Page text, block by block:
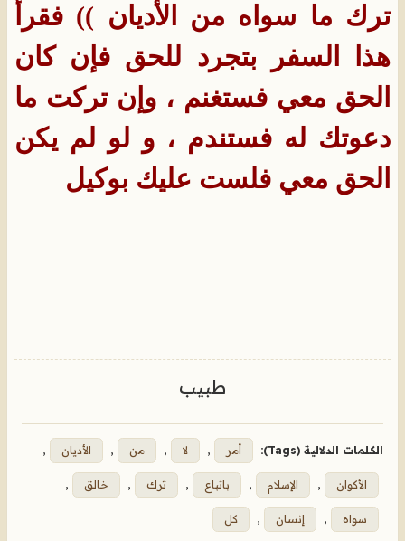
ترك ما سواه من الأديان )) فقرأ
هذا السفر بتجرد للحق فإن كان
الحق معي فستغنم ، وإن تركت ما
دعوتك له فستندم ، و لو لم يكن
الحق معي فلست عليك بوكيل
طبيب
الكلمات الدلالية (Tags): أمر , لا , من , الأديان ,
الأكوان , الإسلام , باتباع , ترك , خالق ,
سواه , إنسان , كل